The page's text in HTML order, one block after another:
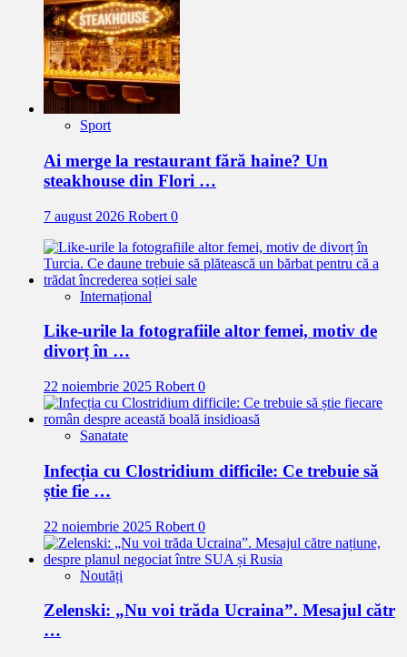
Sport
Ai merge la restaurant fără haine? Un
steakhouse din Flori …
7 august 2026 Robert 0
Internațional
Like-urile la fotografiile altor femei, motiv de
divorț în …
22 noiembrie 2025 Robert 0
Sanatate
Infecția cu Clostridium difficile: Ce trebuie să
știe fie …
22 noiembrie 2025 Robert 0
Noutăți
Zelenski: „Nu voi trăda Ucraina”. Mesajul cătr
…